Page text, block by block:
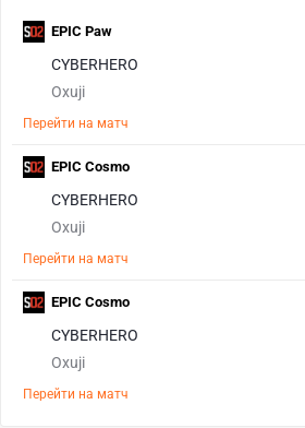
CYBERHERO
Oxuji
Перейти на матч
EPIC Paw
CYBERHERO
Oxuji
Перейти на матч
EPIC Cosmo
CYBERHERO
Oxuji
Перейти на матч
EPIC Cosmo